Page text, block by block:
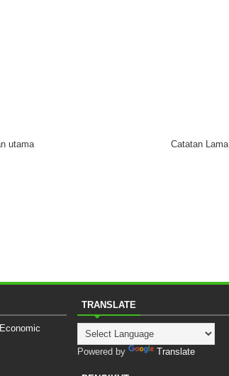
Catatan Lama
utama
TRANSLATE
Powered by Translate